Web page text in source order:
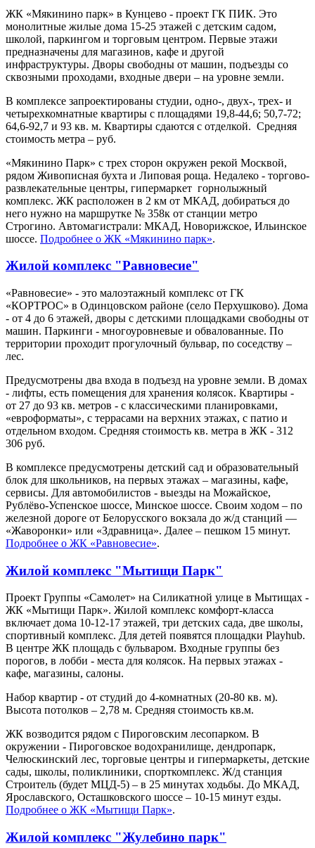
ЖК «Мякинино парк» в Кунцево - проект ГК ПИК. Это
монолитные жилые дома 15-25 этажей с детским садом,
школой, паркингом и торговым центром. Первые этажи
предназначены для магазинов, кафе и другой
инфраструктуры. Дворы свободны от машин, подъезды со
сквозными проходами, входные двери – на уровне земли.
В комплексе запроектированы студии, одно-, двух-, трех- и
четырехкомнатные квартиры с площадями 19,8-44,6; 50,7-72;
64,6-92,7 и 93 кв. м. Квартиры сдаются с отделкой. Средняя
стоимость метра – руб.
«Мякинино Парк» с трех сторон окружен рекой Москвой,
рядом Живописная бухта и Липовая роща. Недалеко - торгово-
развлекательные центры, гипермаркет горнолыжный
комплекс. ЖК расположен в 2 км от МКАД, добираться до
него нужно на маршрутке № 358к от станции метро
Строгино. Автомагистрали: МКАД, Новорижское, Ильинское
шоссе. Подробнее о ЖК «Мякинино парк».
Жилой комплекс "Равновесие"
«Равновесие» - это малоэтажный комплекс от ГК
«КОРТРОС» в Одинцовском районе (село Перхушково). Дома
- от 4 до 6 этажей, дворы с детскими площадками свободны от
машин. Паркинги - многоуровневые и обвалованные. По
территории проходит прогулочный бульвар, по соседству –
лес.
Предусмотрены два входа в подъезд на уровне земли. В домах
- лифты, есть помещения для хранения колясок. Квартиры -
от 27 до 93 кв. метров - с классическими планировками,
«евроформаты», с террасами на верхних этажах, с патио и
отдельном входом. Средняя стоимость кв. метра в ЖК - 312
306 руб.
В комплексе предусмотрены детский сад и образовательный
блок для школьников, на первых этажах – магазины, кафе,
сервисы. Для автомобилистов - выезды на Можайское,
Рублёво-Успенское шоссе, Минское шоссе. Своим ходом – по
железной дороге от Белорусского вокзала до ж/д станций —
«Жаворонки» или «Здравница». Далее – пешком 15 минут.
Подробнее о ЖК «Равновесие».
Жилой комплекс "Мытищи Парк"
Проект Группы «Самолет» на Силикатной улице в Мытищах -
ЖК «Мытищи Парк». Жилой комплекс комфорт-класса
включает дома 10-12-17 этажей, три детских сада, две школы,
спортивный комплекс. Для детей появятся площадки Playhub.
В центре ЖК площадь с бульваром. Входные группы без
порогов, в лобби - места для колясок. На первых этажах -
кафе, магазины, салоны.
Набор квартир - от студий до 4-комнатных (20-80 кв. м).
Высота потолков – 2,78 м. Средняя стоимость кв.м.
ЖК возводится рядом с Пироговским лесопарком. В
окружении - Пироговское водохранилище, дендропарк,
Челюскинский лес, торговые центры и гипермаркеты, детские
сады, школы, поликлиники, спорткомплекс. Ж/д станция
Строитель (будет МЦД-5) – в 25 минутах ходьбы. До МКАД,
Ярославского, Осташковского шоссе – 10-15 минут езды.
Подробнее о ЖК «Мытищи Парк».
Жилой комплекс "Жулебино парк"